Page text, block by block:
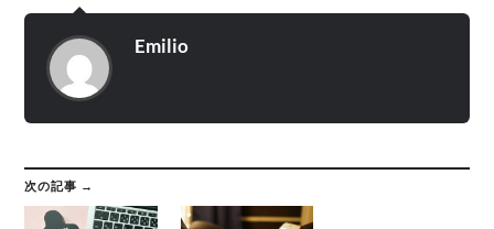
Emilio
次の記事 →